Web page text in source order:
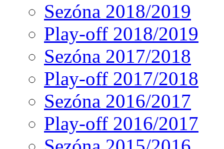
Sezóna 2018/2019
Play-off 2018/2019
Sezóna 2017/2018
Play-off 2017/2018
Sezóna 2016/2017
Play-off 2016/2017